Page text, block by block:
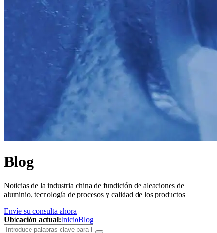
Blog
Noticias de la industria china de fundición de aleaciones de
aluminio, tecnología de procesos y calidad de los productos
Envíe su consulta ahora
Ubicación actual:InicioBlog